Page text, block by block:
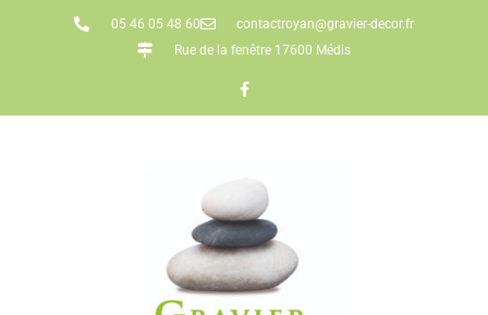
05 46 05 48 60
contactroyan@gravier-decor.fr
Rue de la fenêtre 17600 Médis